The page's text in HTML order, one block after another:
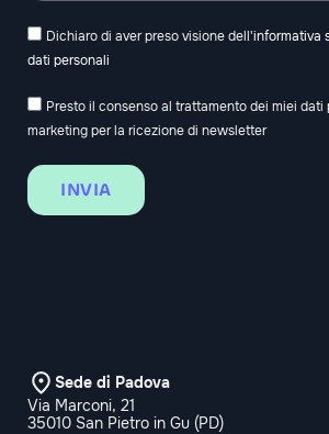
Dichiaro di aver preso visione dell'informativa
dati personali
Presto il consenso al trattamento dei miei dati
marketing per la ricezione di newsletter
INVIA
Sede di Padova
Via Marconi, 21
35010 San Pietro in Gu (PD)